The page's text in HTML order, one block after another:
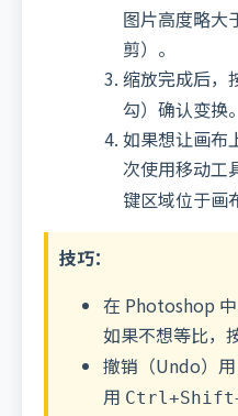
图片高度略大
剪）。
缩放完成后，
勾）确认变换。
如果想让画布
次使用移动工
键区域位于画
技巧：
在 Photoshop 中
如果不想等比，
撤销（Undo）用
用